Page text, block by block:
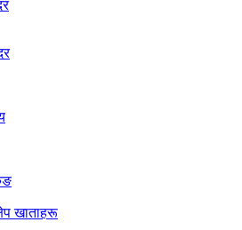
खाताहरू